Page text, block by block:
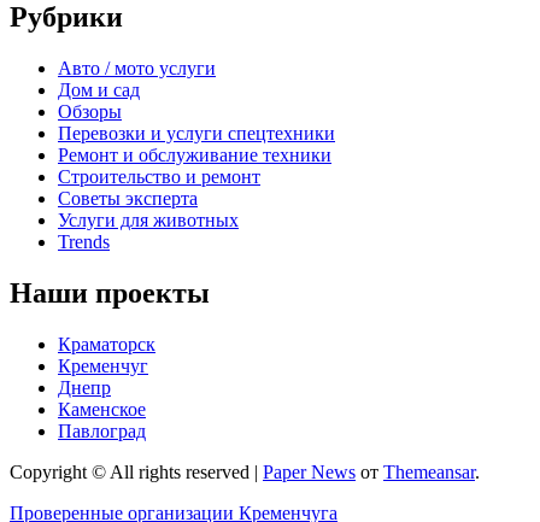
Рубрики
Авто / мото услуги
Дом и сад
Обзоры
Перевозки и услуги спецтехники
Ремонт и обслуживание техники
Строительство и ремонт
Советы эксперта
Услуги для животных
Trends
Наши проекты
Краматорск
Кременчуг
Днепр
Каменское
Павлоград
Copyright © All rights reserved | Paper News от Themeansar.
Проверенные организации Кременчуга